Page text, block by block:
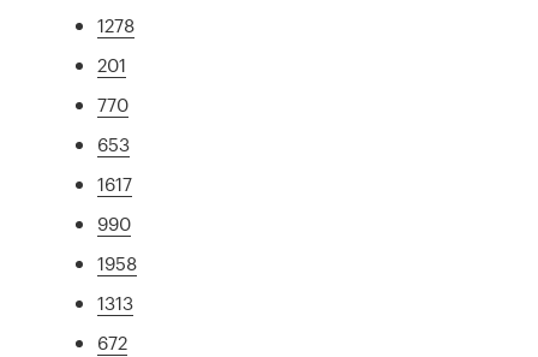
1278
201
770
653
1617
990
1958
1313
672